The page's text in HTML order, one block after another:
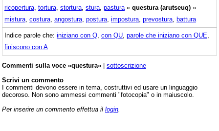
ricopertura tortura stortura stura pastura « questura (arutseuq) »
mistura costura angostura postura impostura prevostura battura
Indice parole che: iniziano con Q con QU parole che iniziano con QUE
finiscono con A
Commenti sulla voce «questura» | sottoscrizione
Scrivi un commento
I commenti devono essere in tema, costruttivi ed usare un linguaggio
decoroso. Non sono ammessi commenti "fotocopia" o in maiuscolo.
Per inserire un commento effettua il login